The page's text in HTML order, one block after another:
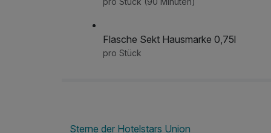
Flasche Sekt Hausmarke 0,75l
pro Stück
Sterne der Hotelstars Union